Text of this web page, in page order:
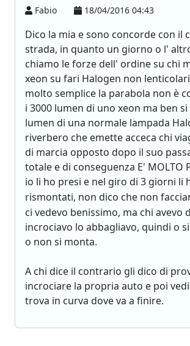
Fabio 18/04/2016 04:43
Dico la mia e sono concorde con il
strada, in quanto un giorno o l'
chiamo le forze dell' ordine su chi
xeon su fari Halogen non
molto semplice la parabola non è
i 3000 lumen di uno xeon ma ben
lumen di una normale lampada
riverbero che emette acceca chi
di marcia opposto dopo il suo
totale e di conseguenza E' MOLTO
io li ho presi e nel giro di 3 giorni li
rismontati, non dico che non
ci vedevo benissimo, ma chi avevo
incrociavo lo abbagliavo, quindi o
o non si monta.
A chi dice il contrario gli dico di
incrociare la propria auto e poi
trova in curva dove va a finire.